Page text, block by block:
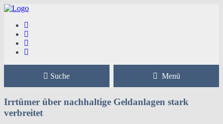
Suche Menü
Irrtümer über nachhaltige Geldanlagen stark
verbreitet